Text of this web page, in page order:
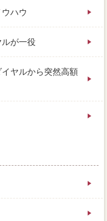
ハウ
ルが一役
ヤルから突然高額